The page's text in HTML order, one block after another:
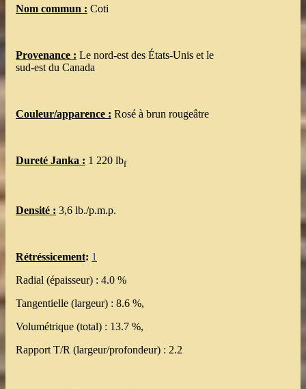
Nom commun : Coti
Provenance : Le nord-est des États-Unis et le
sud-est du Canada
Couleur/apparence : Rosé à brun rougeâtre
Dureté Janka : 1 220 lbf
Densité : 3,6 lb./p.m.p.
Rétréssicement: 1
Radial (épaisseur) : 4.0 %
Tangentielle (largeur) : 8.6 %,
Volumétrique (total) : 13.7 %,
Rapport T/R (largeur/profondeur) : 2.2